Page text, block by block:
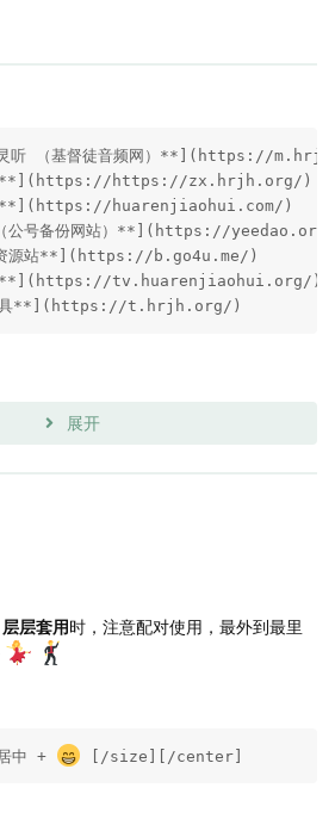
听 （基督徒音频网）**](https://
**](https://https://zx.hrjh.org/)
**](https://huarenjiaohui.com/)
公号备份网站）**](https://
源站**](https://b.go4u.me/)
**](https://tv.huarenjiaohui.org/)
具**](https://t.hrjh.org/)
展开
层层套用时，注意配对使用，最外到最里
中 + [/size][/center]